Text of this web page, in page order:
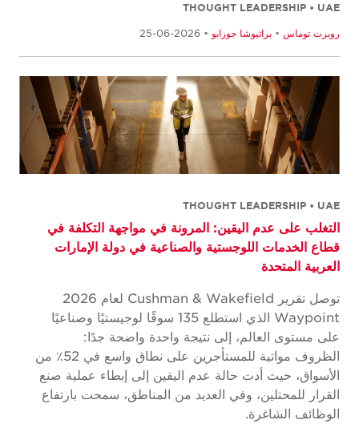
THOUGHT LEADERSHIP • UAE
روبرت توماس • براثيوشا جورابو • 2026-06-25
THOUGHT LEADERSHIP • UAE
التغلب على عدم اليقين: المرونة في مواجهة التكلفة في
قطاع الخدمات اللوجستية والصناعية في دولة الإمارات
العربية المتحدة
توصل تقرير Cushman & Wakefield لعام 2026
Waypoint الذي استطلع 135 سوقًا لوجيستيًا وصناعيًا
على مستوى العالم، إلى نتيجة واحدة واضحة جدًا:
الظروف مواتية للمستأجرين على نطاق واسع في 52٪ من
الأسواق، حيث أدت حالة عدم اليقين إلى إبطاء عملية صنع
القرار للمحتلين، وفي العديد من المناطق، سمحت بارتفاع
الوظائف الشاغرة.